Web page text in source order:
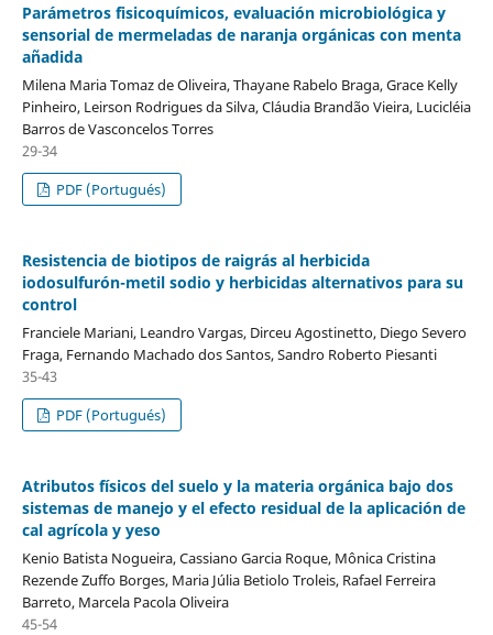
Parámetros fisicoquímicos, evaluación microbiológica y
sensorial de mermeladas de naranja orgánicas con menta
añadida
Milena Maria Tomaz de Oliveira, Thayane Rabelo Braga, Grace Kelly
Pinheiro, Leirson Rodrigues da Silva, Cláudia Brandão Vieira, Lucicléia
Barros de Vasconcelos Torres
29-34
PDF (Portugués)
Resistencia de biotipos de raigrás al herbicida
iodosulfurón-metil sodio y herbicidas alternativos para su
control
Franciele Mariani, Leandro Vargas, Dirceu Agostinetto, Diego Severo
Fraga, Fernando Machado dos Santos, Sandro Roberto Piesanti
35-43
PDF (Portugués)
Atributos físicos del suelo y la materia orgánica bajo dos
sistemas de manejo y el efecto residual de la aplicación de
cal agrícola y yeso
Kenio Batista Nogueira, Cassiano Garcia Roque, Mônica Cristina
Rezende Zuffo Borges, Maria Júlia Betiolo Troleis, Rafael Ferreira
Barreto, Marcela Pacola Oliveira
45-54